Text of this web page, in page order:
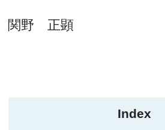
関野 正顕
Index